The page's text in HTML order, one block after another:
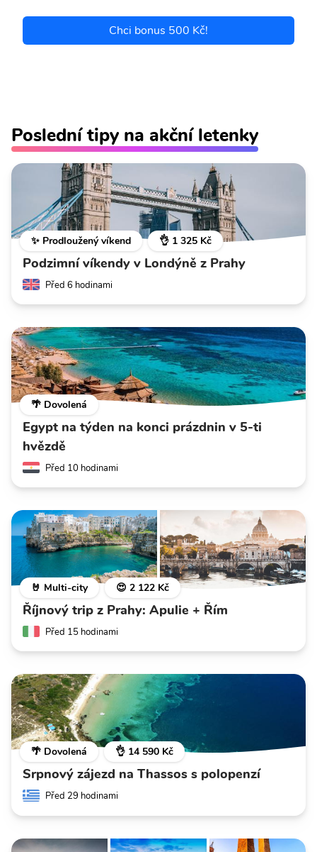
Chci bonus 500 Kč!
Poslední tipy na akční letenky
✨ Prodloužený víkend 👌 1 325 Kč
Podzimní víkendy v Londýně z Prahy
Před 6 hodinami
🌴 Dovolená
Egypt na týden na konci prázdnin v 5-ti
hvězdě
Před 10 hodinami
🤘 Multi-city 😍 2 122 Kč
Říjnový trip z Prahy: Apulie + Řím
Před 15 hodinami
🌴 Dovolená 👌 14 590 Kč
Srpnový zájezd na Thassos s polopenzí
Před 29 hodinami